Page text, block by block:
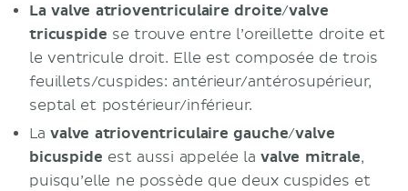
La valve atrioventriculaire droite/valve
tricuspide se trouve entre l’oreillette droite et
le ventricule droit. Elle est composée de trois
feuillets/cuspides: antérieur/antérosupérieur,
septal et postérieur/inférieur.
Lavalve atrioventriculaire gauche/valve
bicuspide est aussi appelée lavalve mitrale,
puisqu’elle ne possède que deux cuspides et